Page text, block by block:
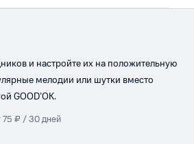
и настройте их на положительную
мелодии или шутки вместо
GOOD’OK.
75 ₽ / 30 дней